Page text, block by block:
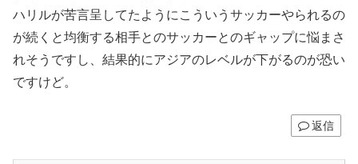
ハリルが苦言呈してたようにこういうサッカーやられるの
が続くと均衡する相手とのサッカーとのギャップに悩まさ
れそうですし、結果的にアジアのレベルが下がるのが恐い
ですけど。
返信